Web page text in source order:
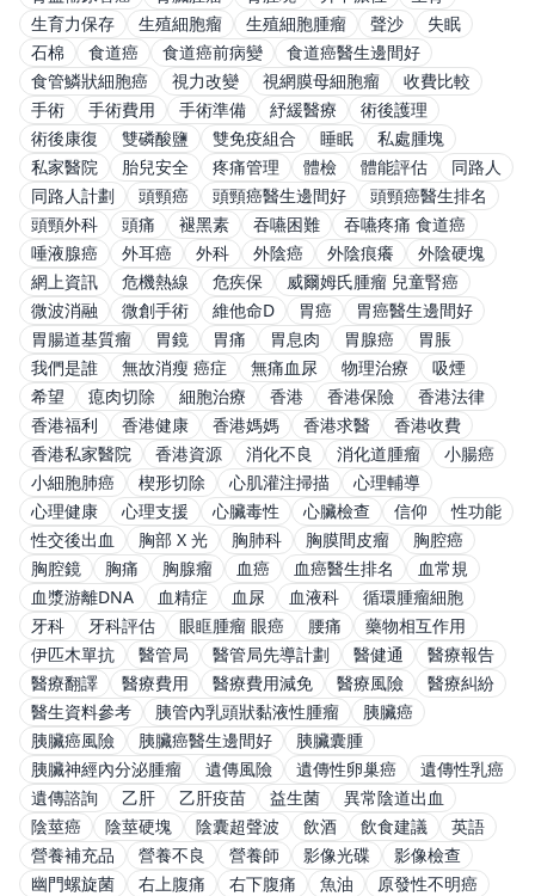
生育力保存
生殖細胞瘤 生殖細胞腫瘤 聲沙
失眠
石棉
食道癌 食道癌前病變
食道癌醫生邊間好
食管鱗狀細胞癌
視力改變 視網膜母細胞瘤
收費比較
手術
手術費用 手術準備 紓緩醫療
術後護理
術後康復
雙磷酸鹽 雙免疫組合 睡眠
私處腫塊
私家醫院
胎兒安全 疼痛管理 體檢 體能評估
同路人
同路人計劃
頭頸癌 頭頸癌醫生邊間好
頭頸癌醫生排名
頭頸外科
頭痛 褪黑素 吞嚥困難
吞嚥疼痛 食道癌
唾液腺癌
外耳癌 外科 外陰癌 外陰痕癢
外陰硬塊
網上資訊
危機熱線 危疾保
威爾姆氏腫瘤 兒童腎癌
微波消融
微創手術 維他命D 胃癌
胃癌醫生邊間好
胃腸道基質瘤
胃鏡 胃痛 胃息肉 胃腺癌
胃脹
我們是誰
無故消瘦 癌症 無痛血尿 物理治療
吸煙
希望
瘜肉切除 細胞治療 香港 香港保險
香港法律
香港福利
香港健康 香港媽媽 香港求醫
香港收費
香港私家醫院
香港資源 消化不良 消化道腫瘤
小腸癌
小細胞肺癌
楔形切除 心肌灌注掃描
心理輔導
心理健康
心理支援 心臟毒性 心臟檢查 信仰
性功能
性交後出血
胸部 X 光 胸肺科 胸膜間皮瘤
胸腔癌
胸腔鏡
胸痛 胸腺瘤 血癌 血癌醫生排名
血常規
血漿游離DNA
血精症 血尿 血液科
循環腫瘤細胞
牙科
牙科評估 眼眶腫瘤 眼癌 腰痛
藥物相互作用
伊匹木單抗
醫管局 醫管局先導計劃 醫健通
醫療報告
醫療翻譯
醫療費用 醫療費用減免 醫療風險
醫療糾紛
醫生資料參考
胰管內乳頭狀黏液性腫瘤
胰臟癌
胰臟癌風險
胰臟癌醫生邊間好
胰臟囊腫
胰臟神經內分泌腫瘤
遺傳風險 遺傳性卵巢癌
遺傳性乳癌
遺傳諮詢
乙肝 乙肝疫苗 益生菌
異常陰道出血
陰莖癌
陰莖硬塊 陰囊超聲波 飲酒 飲食建議
英語
營養補充品
營養不良 營養師 影像光碟
影像檢查
幽門螺旋菌
右上腹痛 右下腹痛 魚油
原發性不明癌